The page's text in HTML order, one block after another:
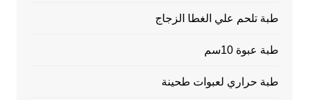
طبة تلحم علي الغطا الزجاج
طبة عبوة 10سم
طبة حراري لعبوات طحينة